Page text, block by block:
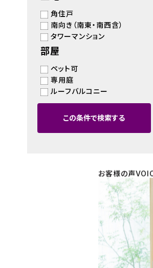
角住戸
南向き（南東・南西含）
タワーマンション
部屋
ペット可
専用庭
ルーフバルコニー
この条件で検索する
お客様の声